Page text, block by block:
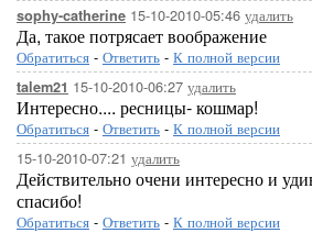
sophy-catherine 15-10-2010-05:46 удалить
Да, такое потрясает воображение
Обратиться - Ответить - К полной версии
talem21 15-10-2010-06:27 удалить
Интересно.... ресницы- кошмар!
Обратиться - Ответить - К полной версии
15-10-2010-07:21 удалить
Действительно очени интересно и
спасибо!
Обратиться - Ответить - К полной версии